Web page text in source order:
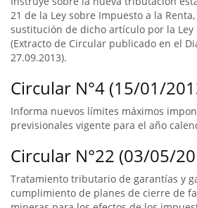
21 de la Ley sobre Impuesto a la
sustitución de dicho artículo por la Ley
(Extracto de Circular publicado en el
27.09.2013).
Circular N°4 (15/01/
Informa nuevos límites máximos
previsionales vigente para el año
Circular N°22 (03/05/
Tratamiento tributario de garantías y
cumplimiento de planes de cierre de